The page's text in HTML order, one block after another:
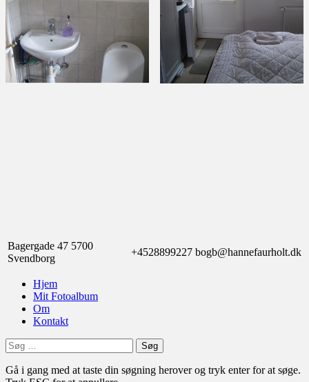
Bagergade 47 5700
Svendborg
+4528899227 bogb@hannefaurholt.dk
Hjem
Mit Fotoalbum
Om
Kontakt
Søg
efter:
Gå i gang med at taste din søgning herover og tryk enter for at søge.